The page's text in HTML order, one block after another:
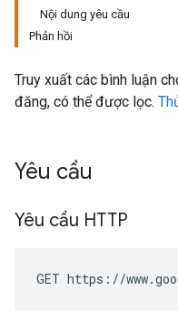
Nội dung yêu cầu
Phản hồi
Truy xuất các bình luận
đăng, có thể được lọc.
Yêu cầu
Yêu cầu HTTP
GET https://